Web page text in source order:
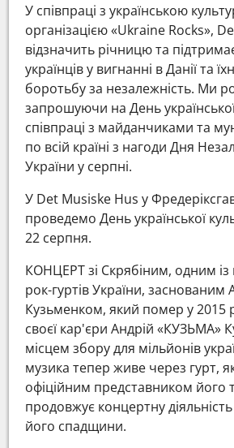
У співпраці з українською
організацією «Ukraine Rocks»,
відзначить річницю та
українців у вигнанні в Данії та
боротьбу за незалежність. Ми
запрошуючи на День
співпраці з майданчиками та
по всій країні з нагоди Дня
України у серпні.
У Det Musiske Hus у
проведемо День української
22 серпня.
КОНЦЕРТ зі Скрябіним, одним із
рок-гуртів України, заснованим
Кузьменком, який помер у 2015
своєї кар'єри Андрій «КУЗЬМА»
місцем збору для мільйонів
музика тепер живе через гурт,
офіційним представником його
продовжує концертну
його спадщини.